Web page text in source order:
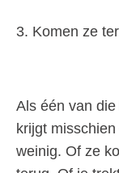
3. Komen ze
Als één van
krijgt
weinig. Of ze